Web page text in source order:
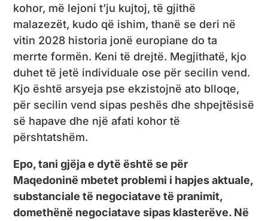
kohor, më lejoni t’ju kujtoj, të gjithë
malazezët, kudo që ishim, thanë se deri në
vitin 2028 historia jonë europiane do ta
merrte formën. Keni të drejtë. Megjithatë, kjo
duhet të jetë individuale ose për secilin vend.
Kjo është arsyeja pse ekzistojnë ato blloqe,
për secilin vend sipas peshës dhe shpejtësisë
së hapave dhe një afati kohor të
përshtatshëm.
Epo, tani gjëja e dytë është se për
Maqedoninë mbetet problemi i hapjes aktuale,
substanciale të negociatave të pranimit,
domethënë negociatave sipas klasterëve. Në